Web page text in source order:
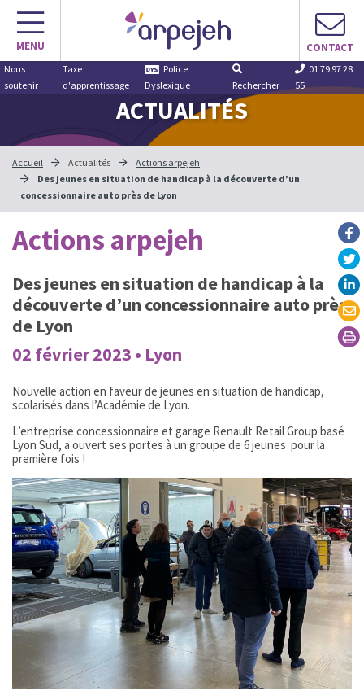
Aller
contenu
MENU CONTACT
Nous
soutenir
Taxe
d'apprentissage
Police
Dyslexique
Rechercher
01 79 97 28
55
ACTUALITÉS
Accueil Actualités
Actions arpejeh
Des jeunes en situation de handicap à la découverte d’un
concessionnaire auto près de Lyon
Actions arpejeh
Des jeunes en situation de handicap à la
découverte d’un concessionnaire auto près
de Lyon
02 février 2023 • Lyon
Nouvelle action en faveur de jeunes en situation de handicap,
scolarisés dans l’Académie de Lyon.
L’entreprise concessionnaire et garage Renault Retail Group basé
Lyon Sud, a ouvert ses portes à un groupe de 6 jeunes pour la
première fois !